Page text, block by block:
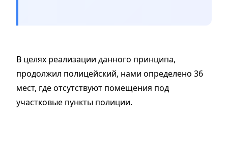
В целях реализации данного принципа,
продолжил полицейский, нами определено 36
мест, где отсутствуют помещения под
участковые пункты полиции.